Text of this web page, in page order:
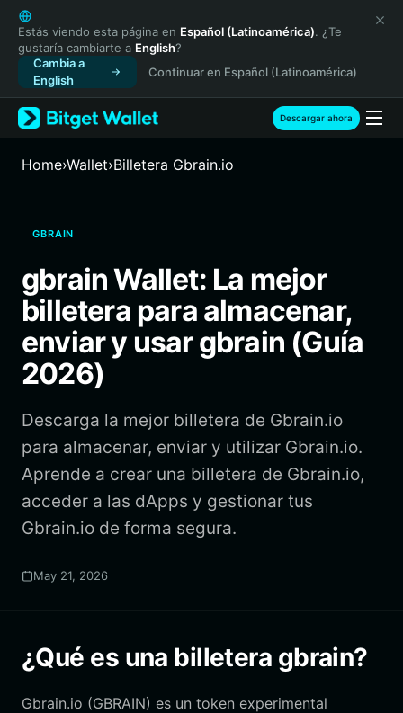
English
日本語
Tiếng Việt
Русский
Español (Latinoamérica)
Türkçe
Français
繁體中文
Bahasa Indonesia
ภาษาไทย
Español
Português (Brasil)
Estás viendo esta página en Español (Latinoamérica). ¿Te
gustaría cambiarte a English?
Cambia a
English
Continuar en Español (Latinoamérica)
Descargar ahora
Home›Wallet›Billetera Gbrain.io
GBRAIN
gbrain Wallet: La mejor
billetera para almacenar,
enviar y usar gbrain (Guía
2026)
Descarga la mejor billetera de Gbrain.io
para almacenar, enviar y utilizar Gbrain.io.
Aprende a crear una billetera de Gbrain.io,
acceder a las dApps y gestionar tus
Gbrain.io de forma segura.
May 21, 2026
¿Qué es una billetera gbrain?
Gbrain.io (GBRAIN) es un token experimental